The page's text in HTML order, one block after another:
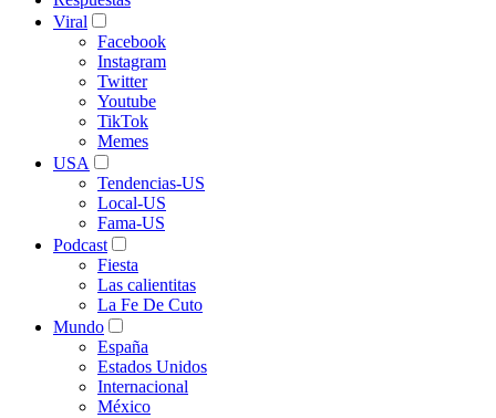
Viral
Facebook
Instagram
Twitter
Youtube
TikTok
Memes
USA
Tendencias-US
Local-US
Fama-US
Podcast
Fiesta
Las calientitas
La Fe De Cuto
Mundo
España
Estados Unidos
Internacional
México